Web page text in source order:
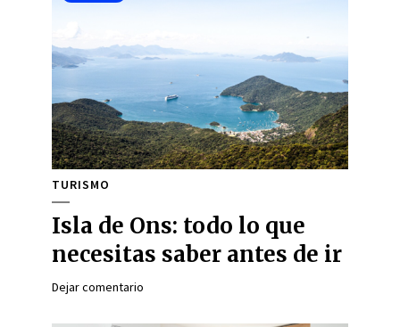
TURISMO
Isla de Ons: todo lo que
necesitas saber antes de ir
Dejar comentario